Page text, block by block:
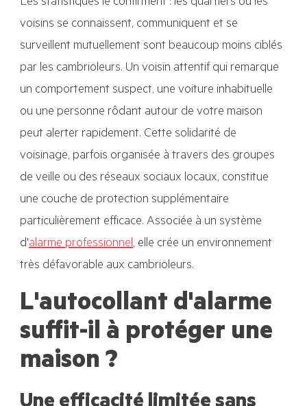
voisins se connaissent, communiquent et se
surveillent mutuellement sont beaucoup moins ciblés
par les cambrioleurs. Un voisin attentif qui remarque
un comportement suspect, une voiture inhabituelle
ou une personne rôdant autour de votre maison
peut alerter rapidement. Cette solidarité de
voisinage, parfois organisée à travers des groupes
de veille ou des réseaux sociaux locaux, constitue
une couche de protection supplémentaire
particulièrement efficace. Associée à un système
d'alarme professionnel, elle crée un environnement
très défavorable aux cambrioleurs.
L'autocollant d'alarme
suffit-il à protéger une
maison ?